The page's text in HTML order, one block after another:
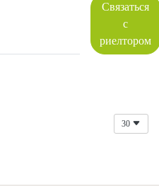
Связаться
с
риелтором
30